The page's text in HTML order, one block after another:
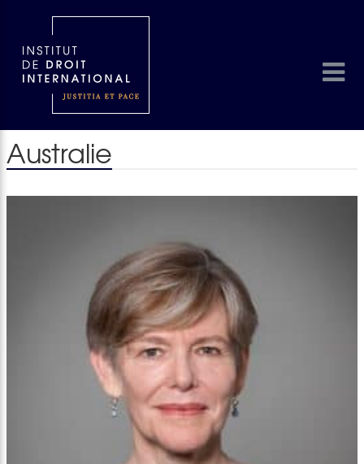
Australie